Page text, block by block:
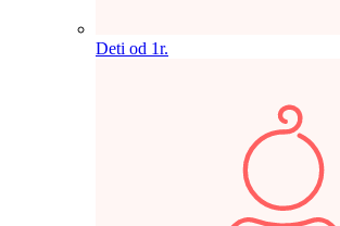
Deti od 1r.